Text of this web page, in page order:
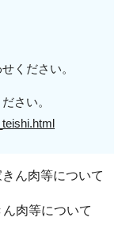
ください。
さい。
ん肉等について
肉等について